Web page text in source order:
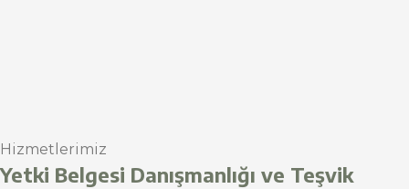
Hizmetlerimiz
Yetki Belgesi Danışmanlığı ve Teşvik